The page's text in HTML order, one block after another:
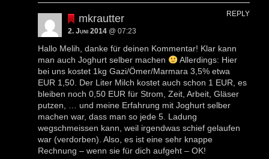
mkrautter
2. Juni 2014 @ 07:23
Hallo Melih, danke für deinen Kommentar! Klar kann
man auch Joghurt selber machen
Allerdings: Hier
bei uns kostet 1kg Gazi/Ömer/Marmara 3,5% etwa
EUR 1,50. Der Liter Milch kostet auch schon 1 EUR, es
bleiben noch 0,50 EUR für Strom, Zeit, Arbeit, Gläser
putzen, … und meine Erfahrung mit Joghurt selber
machen war, dass man so jede 5. Ladung
wegschmeissen kann, weil irgendwas schief gelaufen
war (verdorben). Also, es ist eine sehr knappe
Rechnung – wenn sie für dich aufgeht – OK!
REPLY